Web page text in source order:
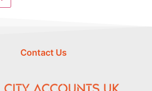
Contact Us